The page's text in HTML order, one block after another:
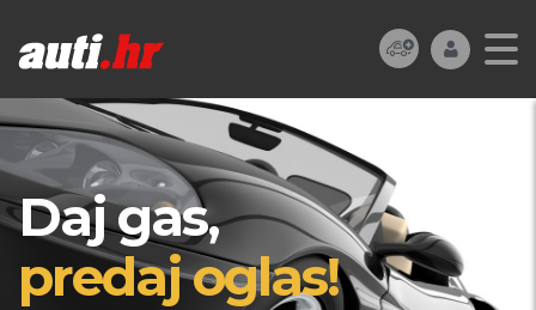
Daj gas,
predaj oglas!